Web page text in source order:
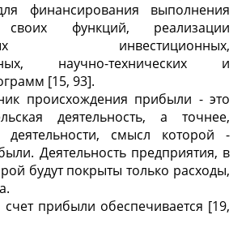
финансирования выполнения
своих функций, реализации
инвестиционных,
научно-технических и
[15, 93].
происхождения прибыли - это
деятельность, а точнее,
деятельности, смысл которой -
Деятельность предприятия, в
будут покрыты только расходы,
счет прибыли обеспечивается [19,